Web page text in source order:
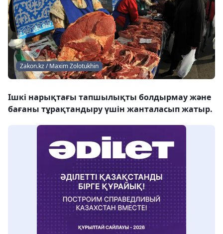
Zakon.kz / Maxim Zolotukhin
Ішкі нарықтағы тапшылықты болдырмау және
бағаны тұрақтандыру үшін жанталасып жатыр.